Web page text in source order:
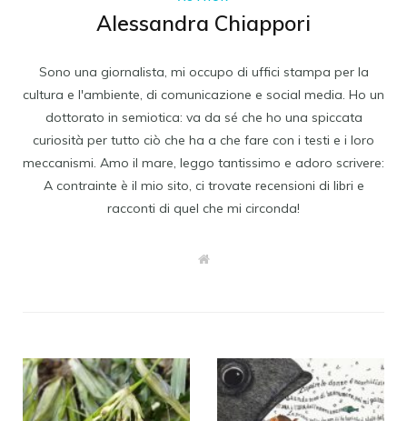
Alessandra Chiappori
Sono una giornalista, mi occupo di uffici stampa per la
cultura e l'ambiente, di comunicazione e social media. Ho un
dottorato in semiotica: va da sé che ho una spiccata
curiosità per tutto ciò che ha a che fare con i testi e i loro
meccanismi. Amo il mare, leggo tantissimo e adoro scrivere:
A contrainte è il mio sito, ci trovate recensioni di libri e
racconti di quel che mi circonda!
W